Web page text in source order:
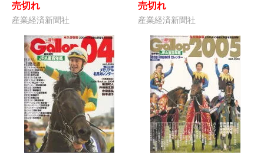
売切れ
産業経済新聞社
売切れ
産業経済新聞社